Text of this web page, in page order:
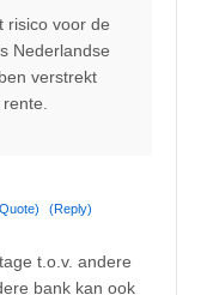
risico voor de
Nederlandse
verstrekt
(Reply)
t.o.v. andere
bank kan ook